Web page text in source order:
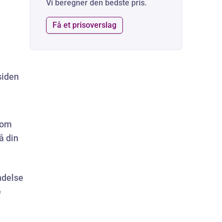
din
Vi beregner den bedste pris.
Få et prisoverslag